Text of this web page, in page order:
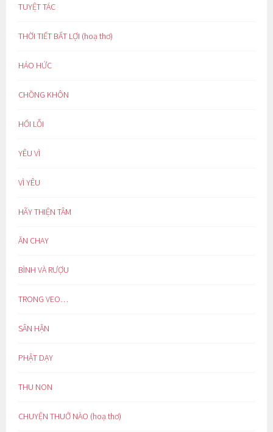
TUYỆT TÁC
THỜI TIẾT BẤT LỢI (hoạ thơ)
HÁO HỨC
CHỒNG KHÔN
HỐI LỖI
YÊU VÌ
VÌ YÊU
HÃY THIỆN TÂM
ĂN CHAY
BÌNH VÀ RƯỢU
TRONG VEO…
SÂN HẬN
PHẬT DẠY
THU NON
CHUYỆN THUỞ NÀO (hoạ thơ)